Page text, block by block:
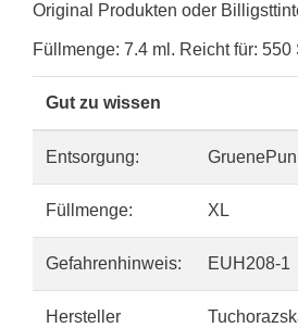
Original Produkten oder
Füllmenge: 7.4 ml. Reicht für: 550
Gut zu wissen
Entsorgung:
Füllmenge: XL
Gefahrenhinweis: EUH208-1
Hersteller